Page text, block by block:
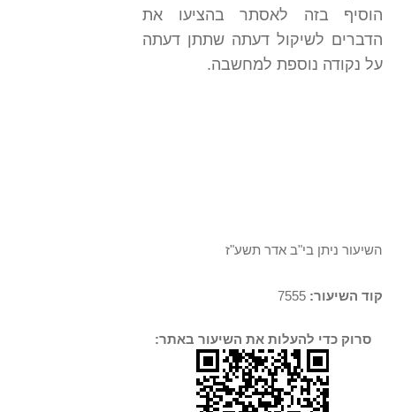
הוסיף בזה לאסתר בהציעו את
הדברים לשיקול דעתה שתתן דעתה
על נקודה נוספת למחשבה.
השיעור ניתן בי"ב אדר תשע"ז
קוד השיעור:
סרוק כדי להעלות את השיעור באתר: